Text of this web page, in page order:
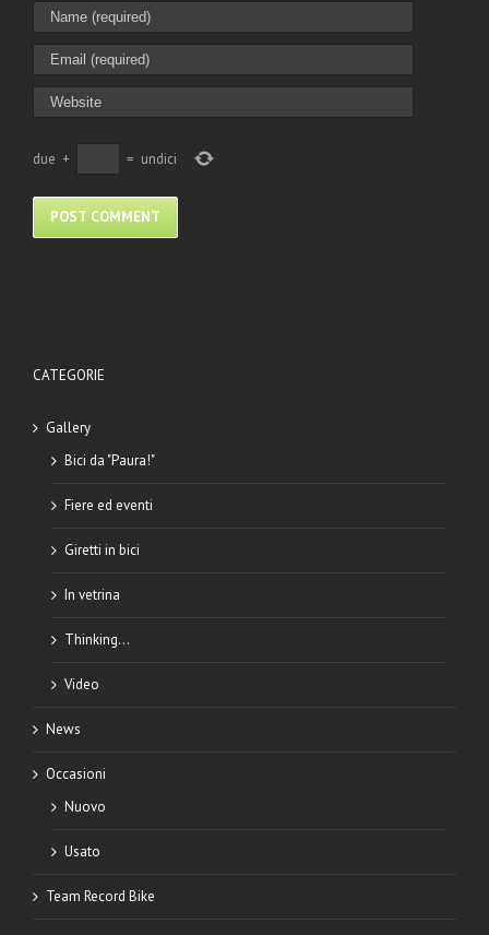
due + = undici
CATEGORIE
Gallery
Bici da "Paura!"
Fiere ed eventi
Giretti in bici
In vetrina
Thinking…
Video
News
Occasioni
Nuovo
Usato
Team Record Bike